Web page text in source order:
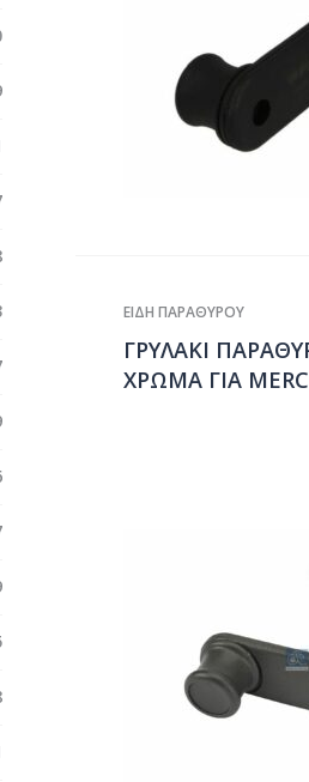
ΕΙΔΗ ΠΑΡΑΘΥΡΟΥ
ΓΡΥΛΑΚΙ
ΧΡΩΜΑ ΓΙΑ